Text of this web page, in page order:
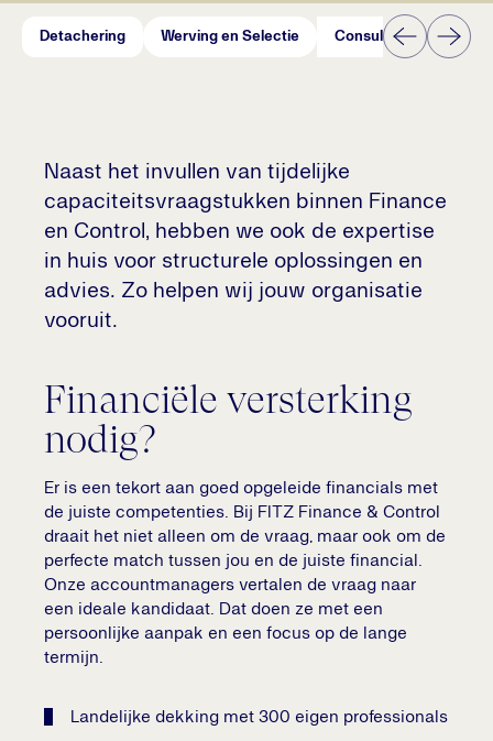
Detachering Werving en Selectie Consultancy
Naast het invullen van tijdelijke
capaciteitsvraagstukken binnen Finance
en Control, hebben we ook de expertise
in huis voor structurele oplossingen en
advies. Zo helpen wij jouw organisatie
vooruit.
Financiële versterking
nodig?
Er is een tekort aan goed opgeleide financials met
de juiste competenties. Bij FITZ Finance & Control
draait het niet alleen om de vraag, maar ook om de
perfecte match tussen jou en de juiste financial.
Onze accountmanagers vertalen de vraag naar
een ideale kandidaat. Dat doen ze met een
persoonlijke aanpak en een focus op de lange
termijn.
Landelijke dekking met 300 eigen professionals